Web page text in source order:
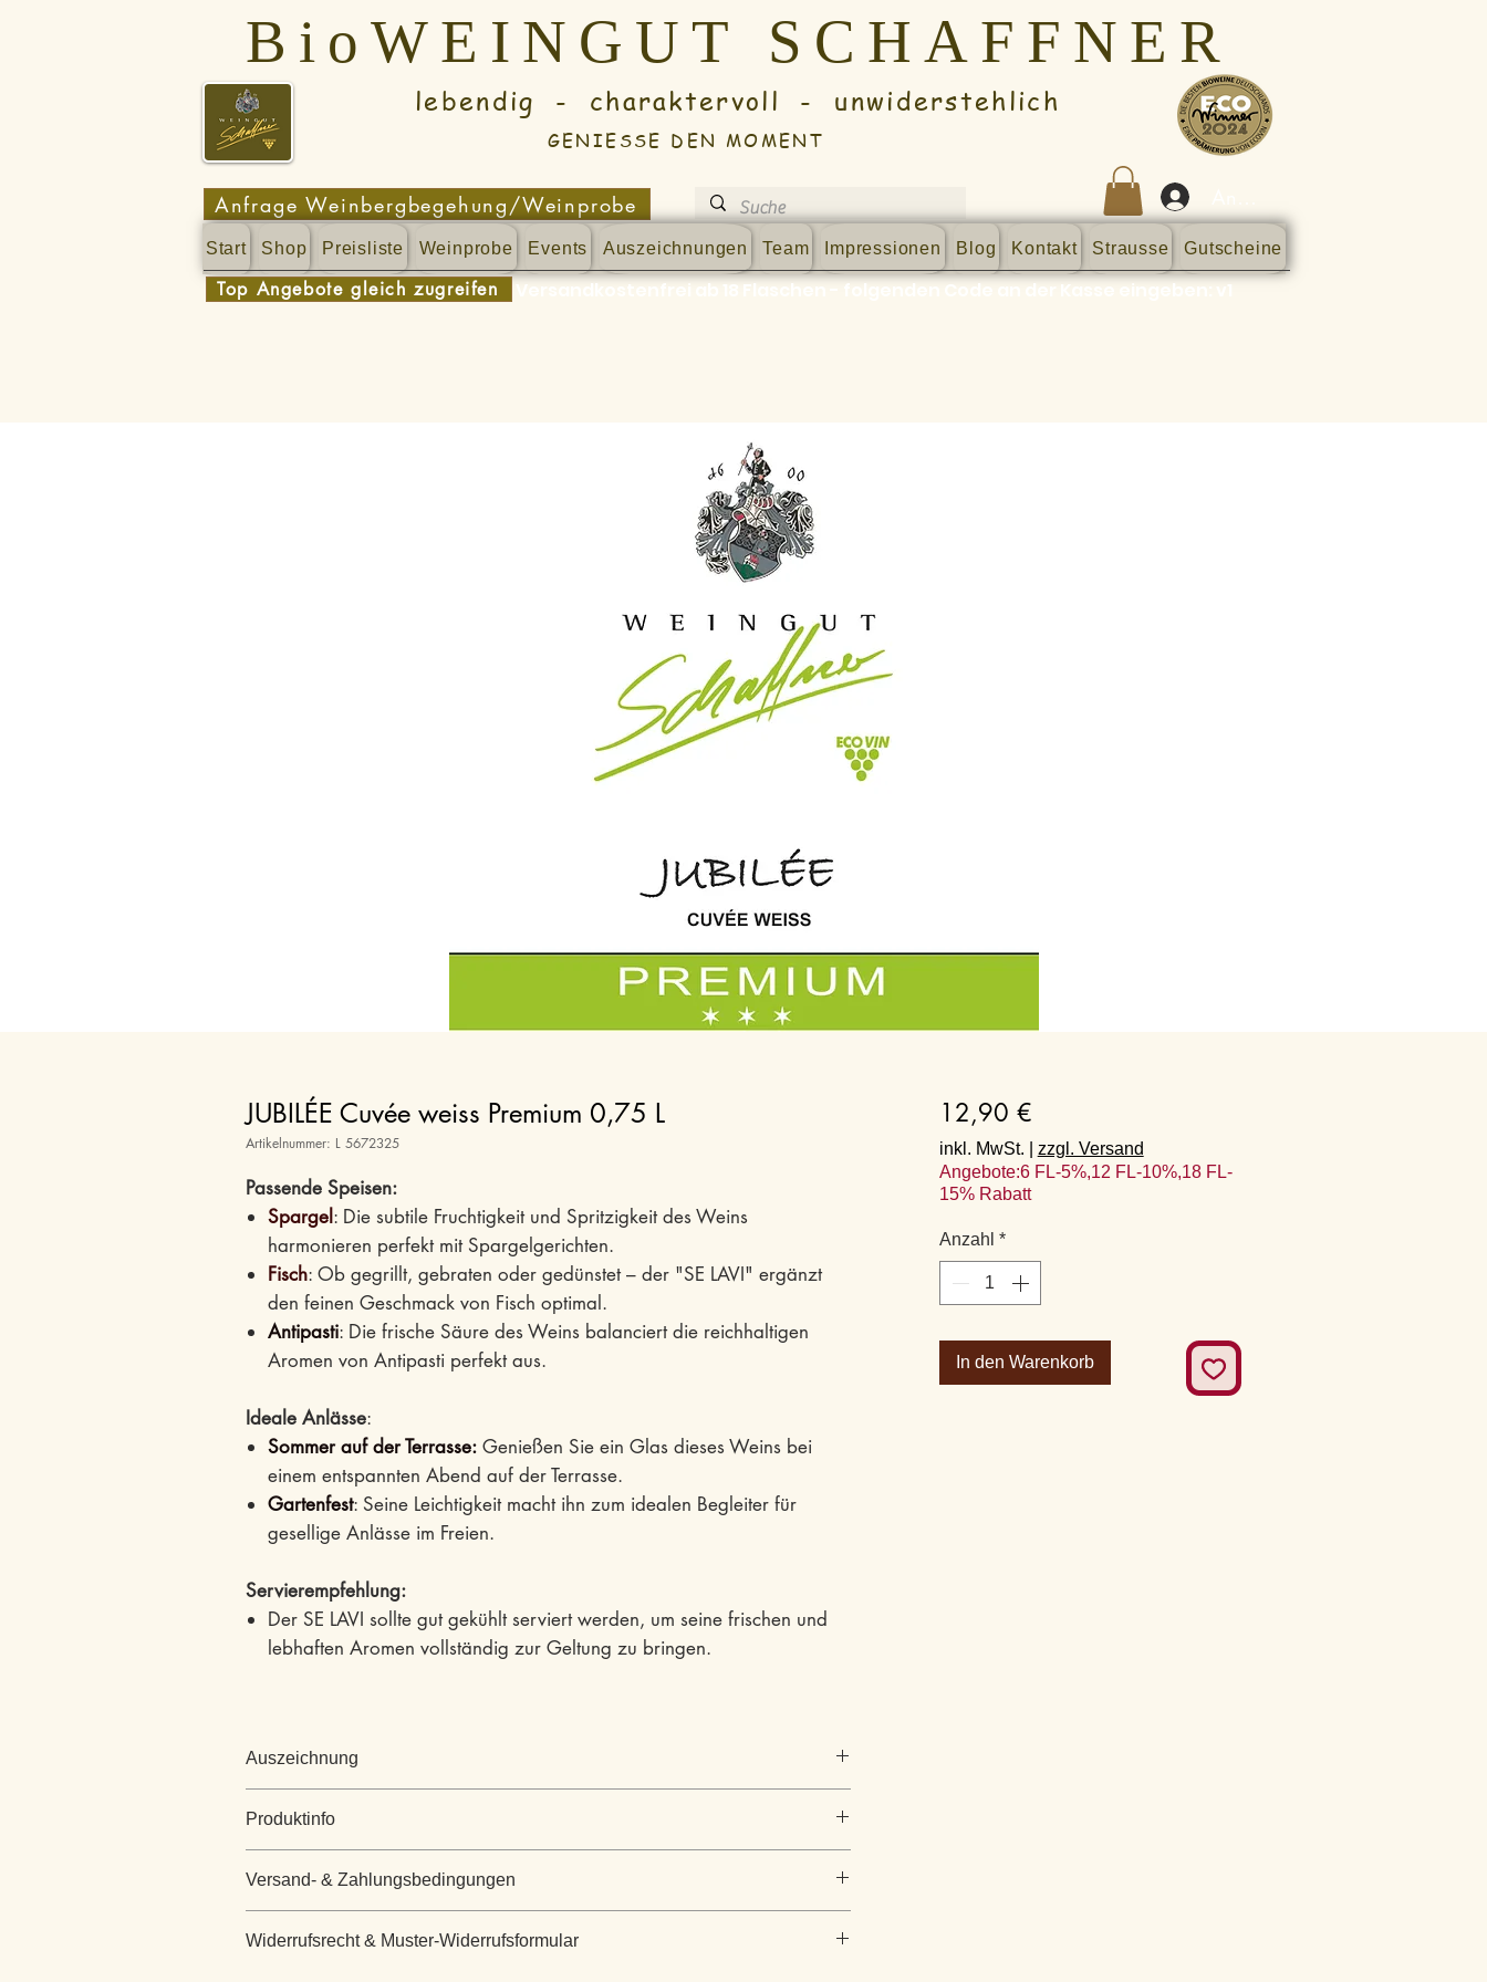
BioWEINGUT SCHAFFNER
lebendig - charaktervoll - unwiderstehlich
GENIESSE DEN MOMENT
Anfrage Weinbergbegehung/Weinprobe
Start Shop Preisliste Weinprobe Events Auszeichnungen Team Impressionen Blog Kontakt Strausse Gutscheine
Top Angebote gleich zugreifen Versandkostenfrei ab 18 Flaschen - folgenden Code an der Kasse eingeben: v1
JUBILÉE Cuvée weiss Premium 0,75 L
Artikelnummer: L 5672325
Passende Speisen:
Spargel: Die subtile Fruchtigkeit und Spritzigkeit des Weins
harmonieren perfekt mit Spargelgerichten.
Fisch: Ob gegrillt, gebraten oder gedünstet – der "SE LAVI" ergänzt
den feinen Geschmack von Fisch optimal.
Antipasti: Die frische Säure des Weins balanciert die reichhaltigen
Aromen von Antipasti perfekt aus.
Ideale Anlässe:
Sommer auf der Terrasse: Genießen Sie ein Glas dieses Weins bei
einem entspannten Abend auf der Terrasse.
Gartenfest: Seine Leichtigkeit macht ihn zum idealen Begleiter für
gesellige Anlässe im Freien.
Servierempfehlung:
Der SE LAVI sollte gut gekühlt serviert werden, um seine frischen und
lebhaften Aromen vollständig zur Geltung zu bringen.
Auszeichnung
Produktinfo
Versand- & Zahlungsbedingungen
Widerrufsrecht & Muster-Widerrufsformular
12,90 €Preis
inkl. MwSt.
zzgl. Versand
Angebote:6 FL-5%,12 FL-10%,18 FL-
15% Rabatt
Anzahl *
In den Warenkorb